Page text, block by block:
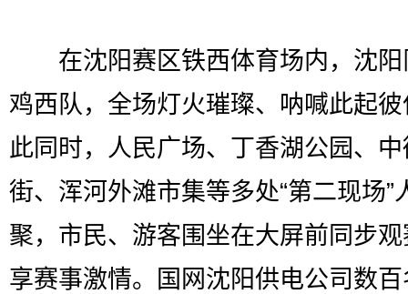
在沈阳赛区铁西体育场内，沈阳
鸡西队，全场灯火璀璨、呐喊此起
此同时，人民广场、丁香湖公园、
街、浑河外滩市集等多处“第二现场”
聚，市民、游客围坐在大屏前同步
享赛事激情。国网沈阳供电公司数